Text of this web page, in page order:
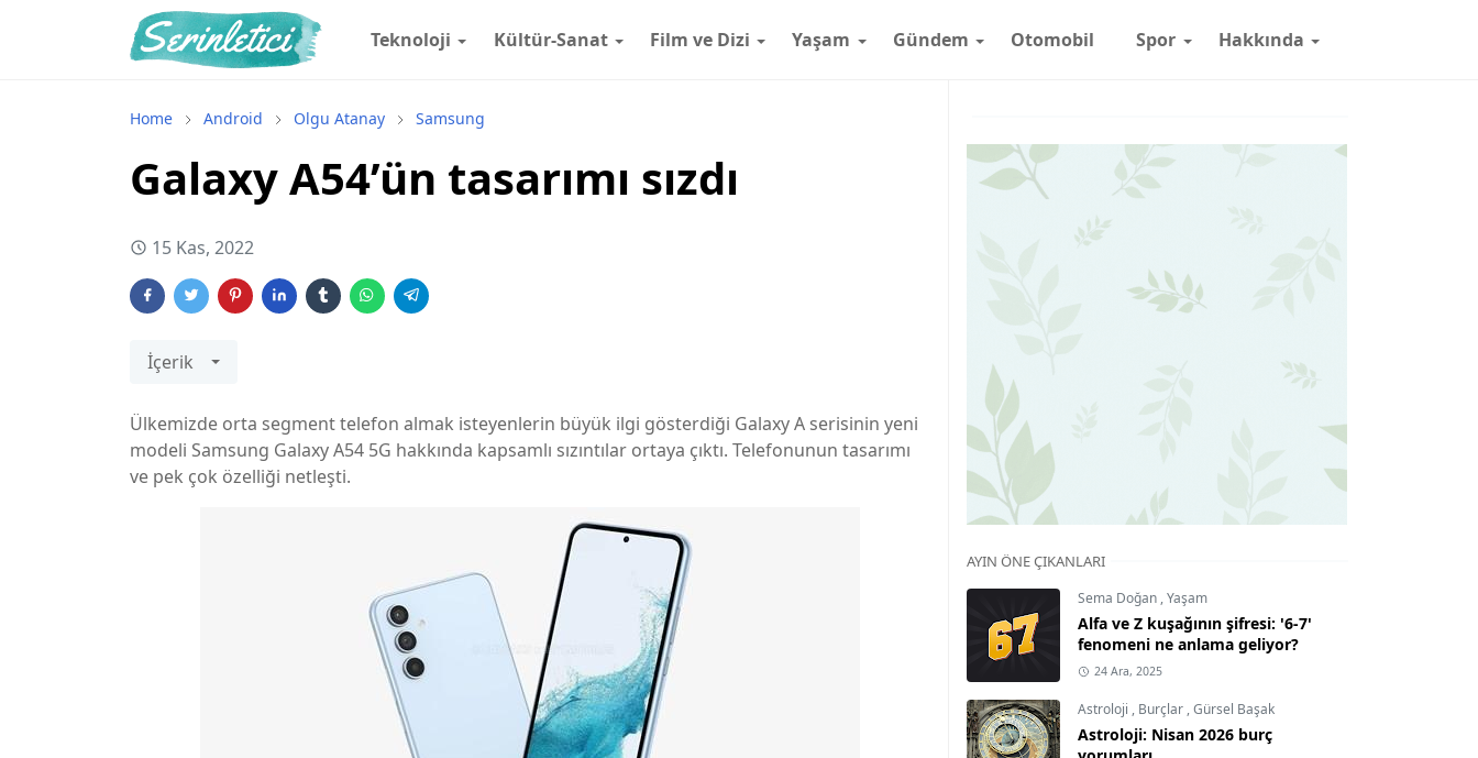
Teknoloji Kültür-Sanat Film ve Dizi Yaşam Gündem Otomobil Spor Hakkında
Home Android Olgu Atanay Samsung
Galaxy A54’ün tasarımı sızdı
15 Kas, 2022
İçerik
Ülkemizde orta segment telefon almak isteyenlerin büyük ilgi gösterdiği Galaxy A serisinin yeni
modeli Samsung Galaxy A54 5G hakkında kapsamlı sızıntılar ortaya çıktı. Telefonunun tasarımı
ve pek çok özelliği netleşti.
AYIN ÖNE ÇIKANLARI
Sema Doğan ,Yaşam
Alfa ve Z kuşağının şifresi: '6-7'
fenomeni ne anlama geliyor?
24 Ara, 2025
Astroloji , Burçlar ,Gürsel Başak
Astroloji: Nisan 2026 burç